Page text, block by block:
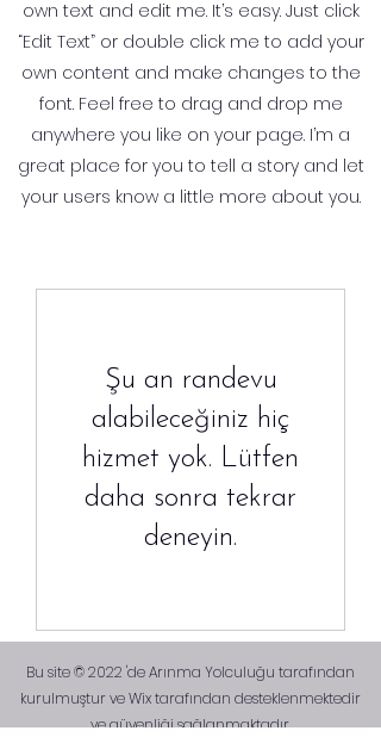
own text and edit me. It’s easy. Just click
“Edit Text” or double click me to add your
own content and make changes to the
font. Feel free to drag and drop me
anywhere you like on your page. I’m a
great place for you to tell a story and let
your users know a little more about you.
Şu an randevu
alabileceğiniz hiç
hizmet yok. Lütfen
daha sonra tekrar
deneyin.
Bu site © 2022 'de Arınma Yolculuğu tarafından
kurulmuştur ve​ Wix tarafından desteklenmektedir
ve güvenliği sağlanmaktadır.